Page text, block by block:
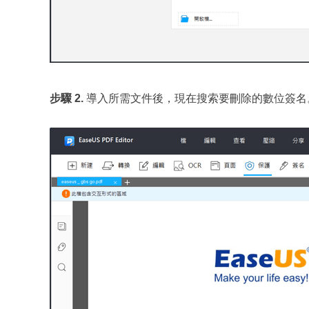
步驟 2. 導入所需文件後，現在搜索要刪除的數位簽名